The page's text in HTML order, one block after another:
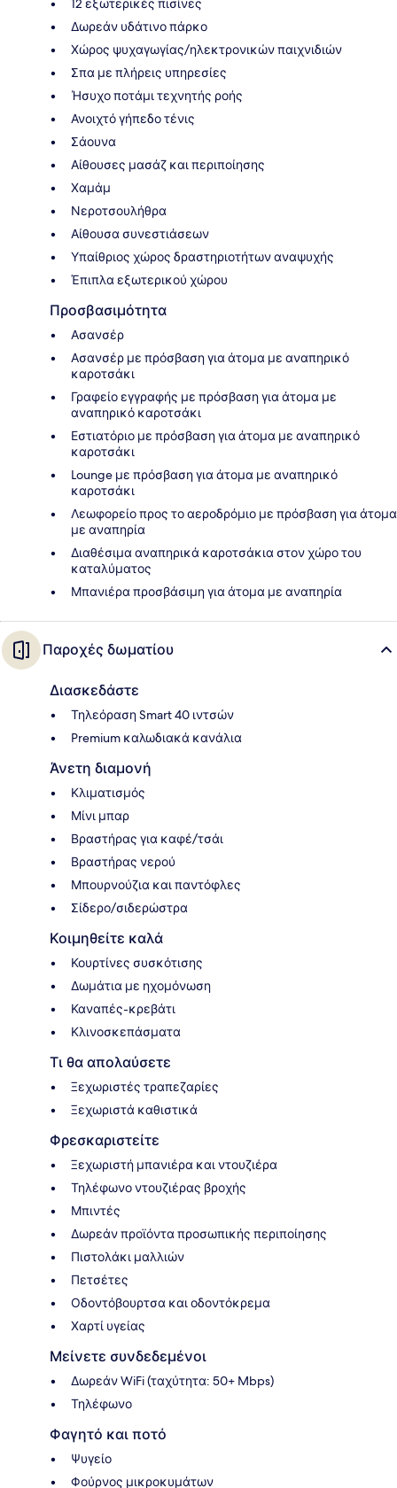
12 εξωτερικές πισίνες
Δωρεάν υδάτινο πάρκο
Χώρος ψυχαγωγίας/ηλεκτρονικών παιχνιδιών
Σπα με πλήρεις υπηρεσίες
Ήσυχο ποτάμι τεχνητής ροής
Ανοιχτό γήπεδο τένις
Σάουνα
Αίθουσες μασάζ και περιποίησης
Χαμάμ
Νεροτσουλήθρα
Αίθουσα συνεστιάσεων
Υπαίθριος χώρος δραστηριοτήτων αναψυχής
Έπιπλα εξωτερικού χώρου
Προσβασιμότητα
Ασανσέρ
Ασανσέρ με πρόσβαση για άτομα με αναπηρικό
καροτσάκι
Γραφείο εγγραφής με πρόσβαση για άτομα με
αναπηρικό καροτσάκι
Εστιατόριο με πρόσβαση για άτομα με αναπηρικό
καροτσάκι
Lounge με πρόσβαση για άτομα με αναπηρικό
καροτσάκι
Λεωφορείο προς το αεροδρόμιο με πρόσβαση για άτομα
με αναπηρία
Διαθέσιμα αναπηρικά καροτσάκια στον χώρο του
καταλύματος
Μπανιέρα προσβάσιμη για άτομα με αναπηρία
Παροχές δωματίου
Διασκεδάστε
Τηλεόραση Smart 40 ιντσών
Premium καλωδιακά κανάλια
Άνετη διαμονή
Κλιματισμός
Μίνι μπαρ
Βραστήρας για καφέ/τσάι
Βραστήρας νερού
Μπουρνούζια και παντόφλες
Σίδερο/σιδερώστρα
Κοιμηθείτε καλά
Κουρτίνες συσκότισης
Δωμάτια με ηχομόνωση
Καναπές-κρεβάτι
Κλινοσκεπάσματα
Τι θα απολαύσετε
Ξεχωριστές τραπεζαρίες
Ξεχωριστά καθιστικά
Φρεσκαριστείτε
Ξεχωριστή μπανιέρα και ντουζιέρα
Τηλέφωνο ντουζιέρας βροχής
Μπιντές
Δωρεάν προϊόντα προσωπικής περιποίησης
Πιστολάκι μαλλιών
Πετσέτες
Οδοντόβουρτσα και οδοντόκρεμα
Χαρτί υγείας
Μείνετε συνδεδεμένοι
Δωρεάν WiFi (ταχύτητα: 50+ Mbps)
Τηλέφωνο
Φαγητό και ποτό
Ψυγείο
Φούρνος μικροκυμάτων